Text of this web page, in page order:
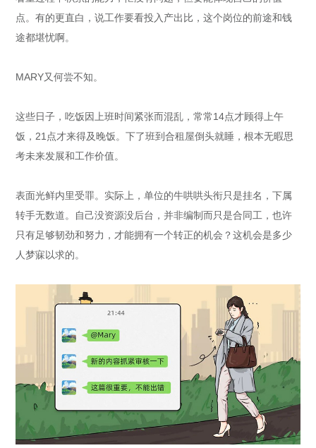
点。有的更直白，说工作要看投入产出比，这个岗位的前途和钱
途都堪忧啊。
MARY又何尝不知。
这些日子，吃饭因上班时间紧张而混乱，常常14点才顾得上午
饭，21点才来得及晚饭。下了班到合租屋倒头就睡，根本无暇思
考未来发展和工作价值。
表面光鲜内里受罪。实际上，单位的牛哄哄头衔只是挂名，下属
转手无数道。自己没资源没后台，并非编制而只是合同工，也许
只有足够韧劲和努力，才能拥有一个转正的机会？这机会是多少
人梦寐以求的。